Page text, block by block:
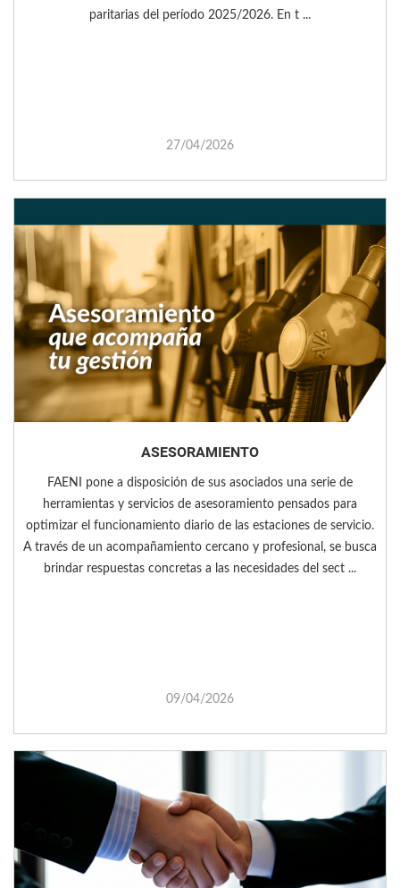
paritarias del período 2025/2026. En t ...
27/04/2026
ASESORAMIENTO
FAENI pone a disposición de sus asociados una serie de
herramientas y servicios de asesoramiento pensados para
optimizar el funcionamiento diario de las estaciones de servicio.
A través de un acompañamiento cercano y profesional, se busca
brindar respuestas concretas a las necesidades del sect ...
09/04/2026